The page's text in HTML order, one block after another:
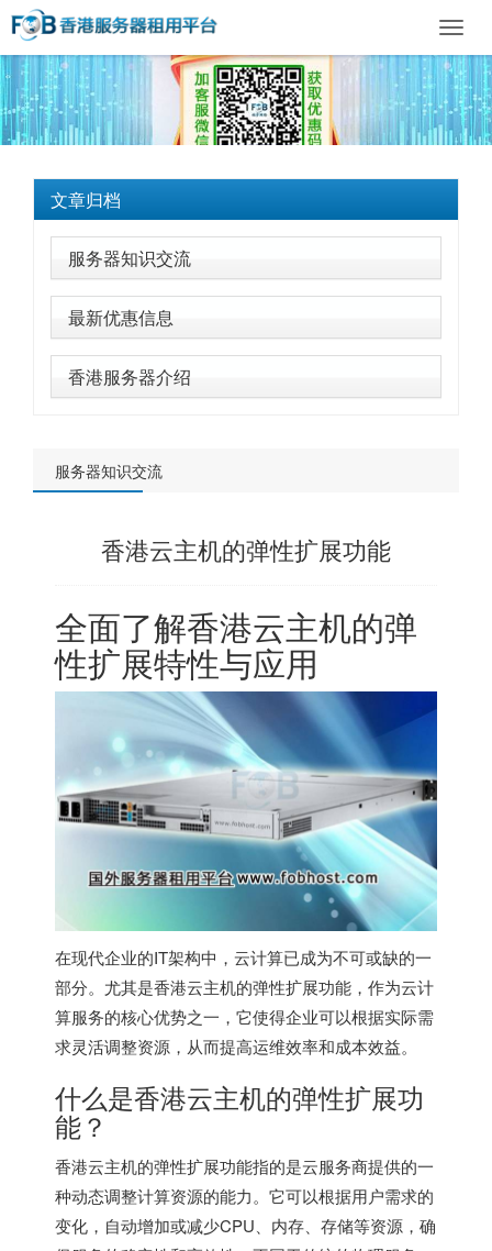
文章归档
服务器知识交流
最新优惠信息
香港服务器介绍
服务器知识交流
香港云主机的弹性扩展功能
全面了解香港云主机的弹
性扩展特性与应用
在现代企业的IT架构中，云计算已成为不可或缺的一
部分。尤其是香港云主机的弹性扩展功能，作为云计
算服务的核心优势之一，它使得企业可以根据实际需
求灵活调整资源，从而提高运维效率和成本效益。
什么是香港云主机的弹性扩展功
能？
香港云主机的弹性扩展功能指的是云服务商提供的一
种动态调整计算资源的能力。它可以根据用户需求的
变化，自动增加或减少CPU、内存、存储等资源，确